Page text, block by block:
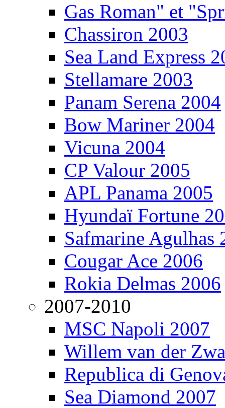
Gas Roman" et
Chassiron 2003
Sea Land Express
Stellamare 2003
Panam Serena 2004
Bow Mariner 2004
Vicuna 2004
CP Valour 2005
APL Panama 2005
Hyundaï Fortune
Safmarine Agulhas
Cougar Ace 2006
Rokia Delmas 2006
2007-2010
MSC Napoli 2007
Willem van der
Republica di
Sea Diamond 2007